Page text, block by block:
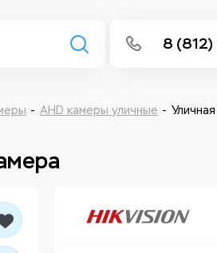
8 (812)
AHD камеры уличные